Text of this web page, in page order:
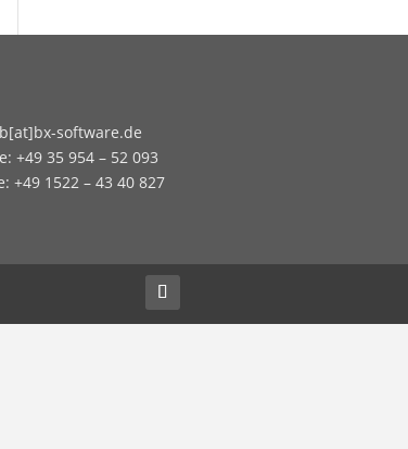
software.de
+49 35 954 – 52 093
+49 1522 – 43 40 827